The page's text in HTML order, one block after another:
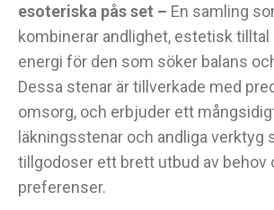
esoteriska pås set – En samling
kombinerar andlighet, estetisk
energi för den som söker balans
Dessa stenar är tillverkade med
omsorg, och erbjuder ett
läkningsstenar och andliga verktyg
tillgodoser ett brett utbud av behov
preferenser.